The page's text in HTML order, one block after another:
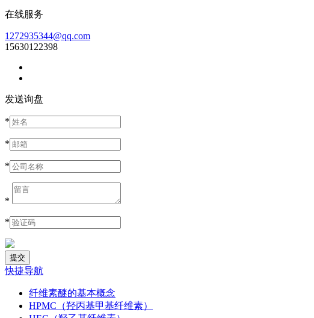
在线服务
1272935344@qq.com
15630122398
发送询盘
*
*
*
*
*
快捷导航
纤维素醚的基本概念
HPMC（羟丙基甲基纤维素）